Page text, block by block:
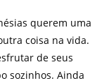
querem uma
coisa na vida.
de seus
sozinhos. Ainda